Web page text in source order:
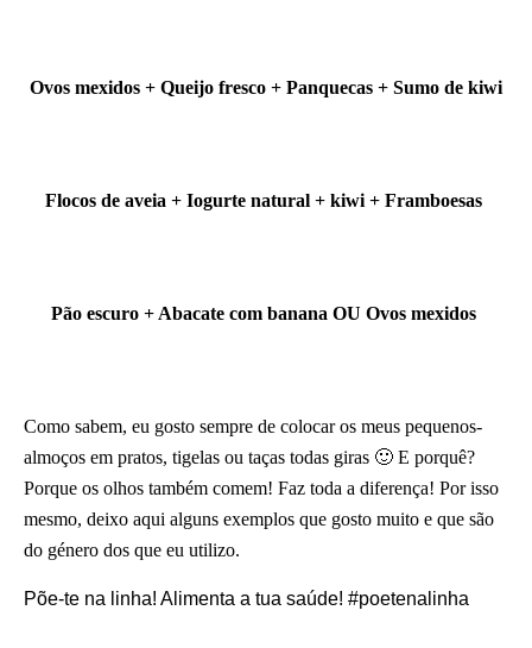
Ovos mexidos + Queijo fresco + Panquecas + Sumo de kiwi
Flocos de aveia + Iogurte natural + kiwi + Framboesas
Pão escuro + Abacate com banana OU Ovos mexidos
Como sabem, eu gosto sempre de colocar os meus pequenos-
almoços em pratos, tigelas ou taças todas giras 🙂 E porquê?
Porque os olhos também comem! Faz toda a diferença! Por isso
mesmo, deixo aqui alguns exemplos que gosto muito e que são
do género dos que eu utilizo.
Põe-te na linha! Alimenta a tua saúde! #poetenalinha